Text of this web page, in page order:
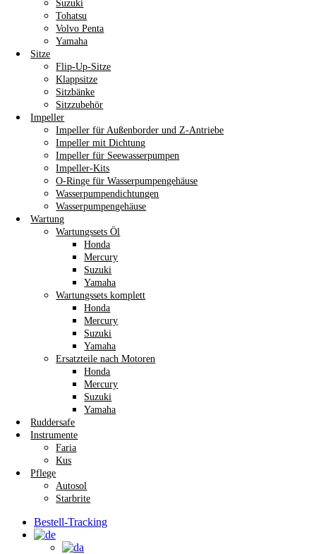
Suzuki
Tohatsu
Volvo Penta
Yamaha
Sitze
Flip-Up-Sitze
Klappsitze
Sitzbänke
Sitzzubehör
Impeller
Impeller für Außenborder und Z-Antriebe
Impeller mit Dichtung
Impeller für Seewasserpumpen
Impeller-Kits
O-Ringe für Wasserpumpengehäuse
Wasserpumpendichtungen
Wasserpumpengehäuse
Wartung
Wartungssets Öl
Honda
Mercury
Suzuki
Yamaha
Wartungssets komplett
Honda
Mercury
Suzuki
Yamaha
Ersatzteile nach Motoren
Honda
Mercury
Suzuki
Yamaha
Ruddersafe
Instrumente
Faria
Kus
Pflege
Autosol
Starbrite
Bestell-Tracking